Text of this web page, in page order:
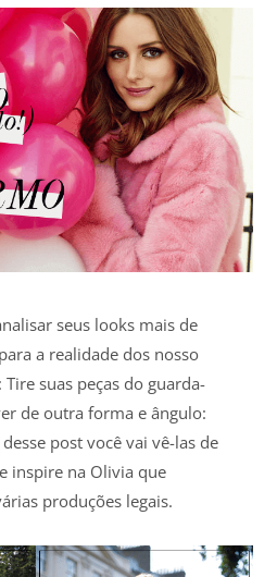
seus looks mais de
a realidade dos nosso
suas peças do guarda-
de outra forma e ângulo:
post você vai vê-las de
inspire na Olivia que
produções legais.